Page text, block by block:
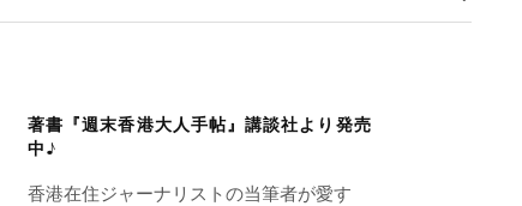
著書『週末香港大人手帖』講談社より発売
中♪
香港在住ジャーナリストの当筆者が愛す